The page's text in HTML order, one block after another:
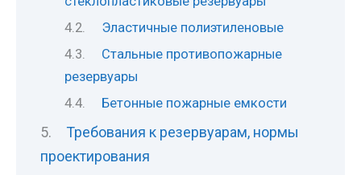
Эластичные полиэтиленовые
Стальные противопожарные
резервуары
Бетонные пожарные емкости
Требования к резервуарам, нормы
проектирования